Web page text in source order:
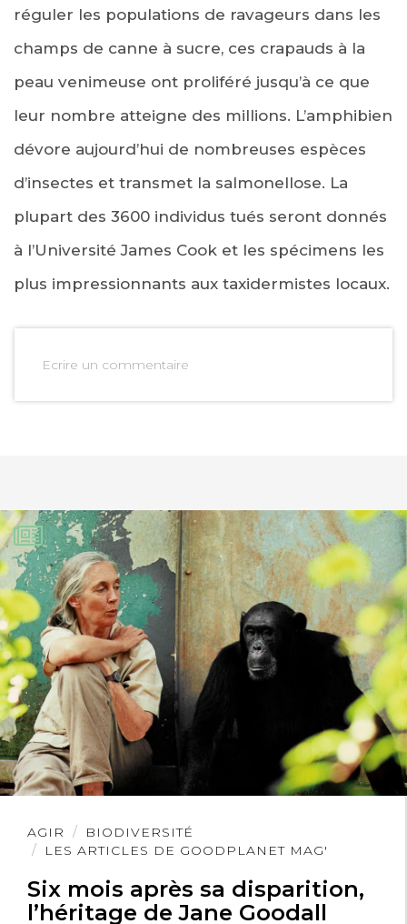
réguler les populations de ravageurs dans les
champs de canne à sucre, ces crapauds à la
peau venimeuse ont proliféré jusqu’à ce que
leur nombre atteigne des millions. L’amphibien
dévore aujourd’hui de nombreuses espèces
d’insectes et transmet la salmonellose. La
plupart des 3600 individus tués seront donnés
à l’Université James Cook et les spécimens les
plus impressionnants aux taxidermistes locaux.
Ecrire un commentaire
AGIR
BIODIVERSITÉ
LES ARTICLES DE GOODPLANET MAG'
Six mois après sa disparition,
l’héritage de Jane Goodall
Lire
l'article